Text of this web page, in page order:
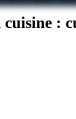
cuisine :